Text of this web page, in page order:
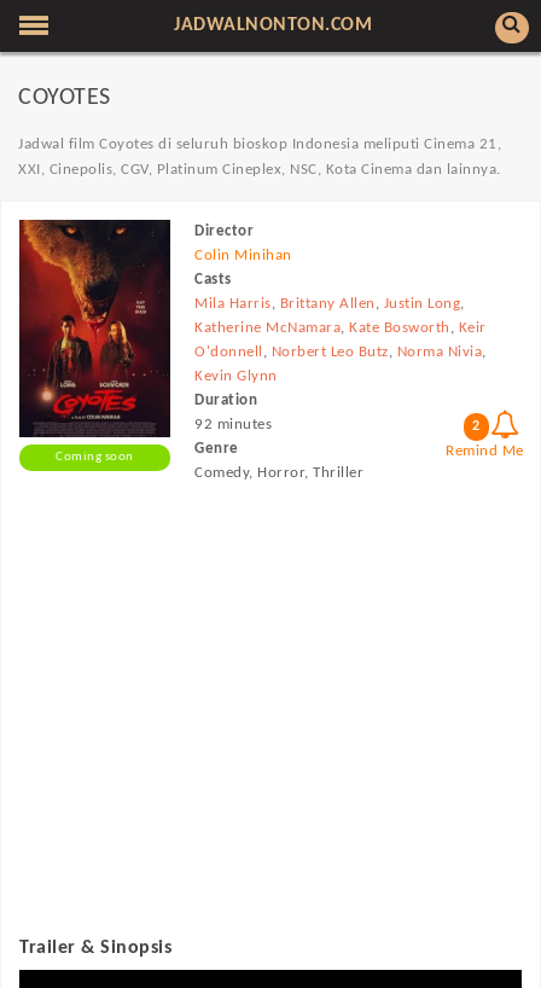
JADWALNONTON.COM
COYOTES
Jadwal film Coyotes di seluruh bioskop Indonesia meliputi Cinema 21,
XXI, Cinepolis, CGV, Platinum Cineplex, NSC, Kota Cinema dan lainnya.
Coming soon
Director
Colin Minihan
Casts
Mila Harris, Brittany Allen , Justin Long,
Katherine McNamara,Kate Bosworth , Keir
O'donnell , Norbert Leo Butz, Norma Nivia,
Kevin Glynn
Duration
92 minutes
Genre
Comedy, Horror, Thriller
2
Remind Me
Trailer & Sinopsis